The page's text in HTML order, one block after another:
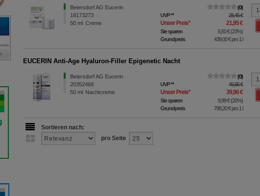
Beiersdorf AG Eucerin
18173273
50 ml Creme
0
UVP** 28,45 €
Unser Preis* 21,95 €
Sie sparen 6,50 €(23%)
Grundpreis
439,00 €pro 1 l
EUCERIN Anti-Age Hyaluron-Filler Epigenetic Nacht
Beiersdorf AG Eucerin
20352468
50 ml Nachtcreme
0
UVP** 49,95 €
Unser Preis* 39,96 €
Sie sparen 9,99 €(20%)
Grundpreis
799,20 €pro 1 l
Sortieren nach:
pro Seite